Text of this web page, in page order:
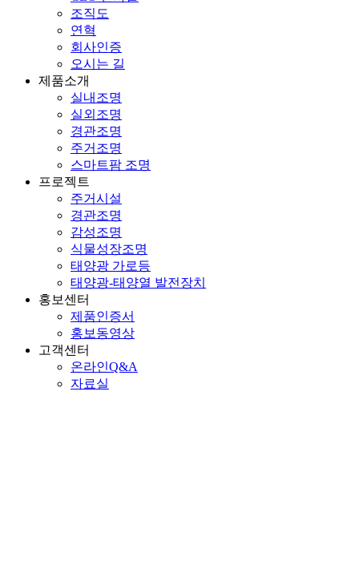
조직도
연혁
회사인증
오시는 길
제품소개
실내조명
실외조명
경관조명
주거조명
스마트팜 조명
프로젝트
주거시설
경관조명
감성조명
식물성장조명
태양광 가로등
태양광-태양열 발전장치
홍보센터
제품인증서
홍보동영상
고객센터
온라인Q&A
자료실